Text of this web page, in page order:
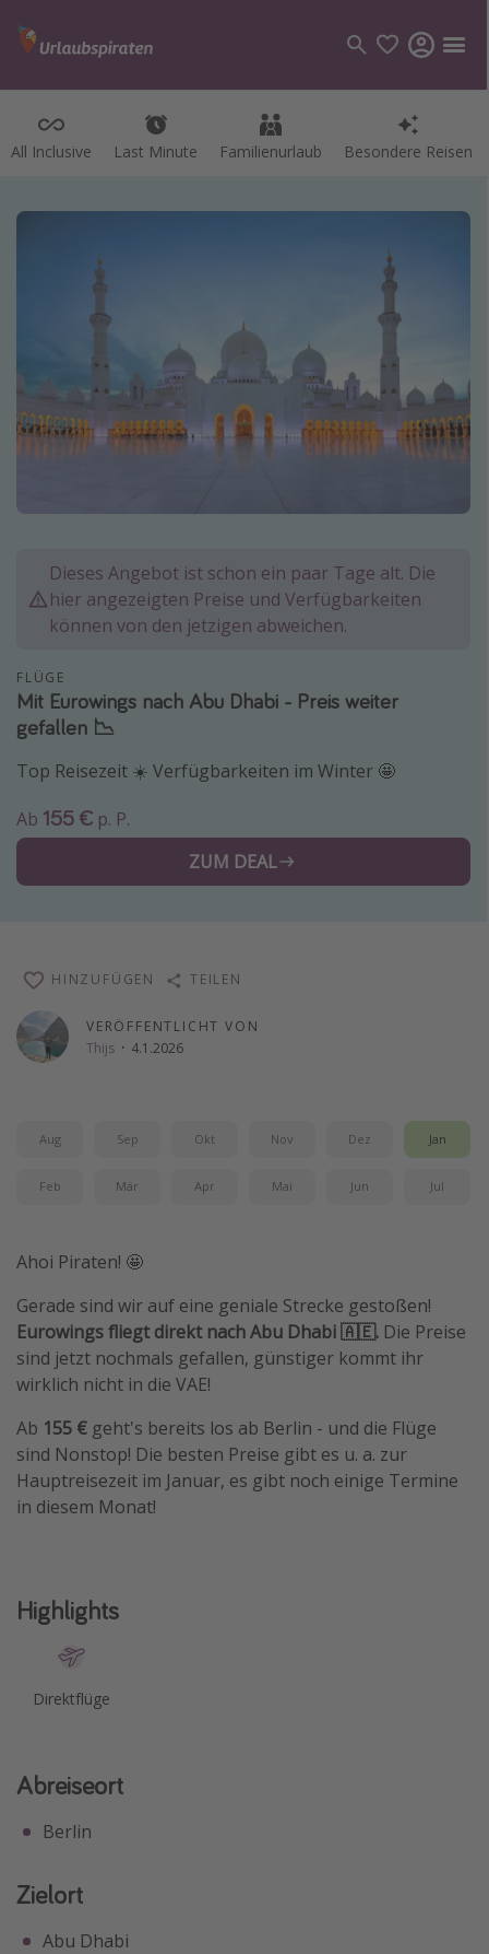
All Inclusive Last Minute Familienurlaub Besondere Reisen
Kategorien
Pauschalreisen
Reiseziele
Alle Reiseziele
Bodensee Urlaub
Normandie Urlaub
St. Lucia Urlaub
Kefalonia Urlaub
Tulum Urlaub
Sri Lanka Rundreise
Japan Rundreise
Reisethemen
Roadtrips
Wochenendtrip
Singlereisen
Hotels in Hamburg
Hotels in Amsterdam
Reise Journal
Familienurlaub in der Türkei
Rundreisen in Thailand
Bahnreisen in der Schweiz
Reisepassfreie Reiseziele
Travel Know How
Last Minute Urlaub Deutschland
Dieses Angebot ist schon ein paar Tage alt. Die
hier angezeigten Preise und Verfügbarkeiten
können von den jetzigen abweichen.
FLÜGE
Mit Eurowings nach Abu Dhabi - Preis weiter
gefallen 📉
Top Reisezeit ☀️ Verfügbarkeiten im Winter 🤩
Ab 155 € p. P.
ZUM DEAL
VERÖFFENTLICHT VON
Thijs · 4.1.2026
HINZUFÜGEN TEILEN
Aug Sep Okt Nov Dez Jan
Feb Mär Apr Mai Jun Jul
Ahoi Piraten! 🤩
Gerade sind wir auf eine geniale Strecke gestoßen!
Eurowings fliegt direkt nach Abu Dhabi 🇦🇪. Die Preise
sind jetzt nochmals gefallen, günstiger kommt ihr
wirklich nicht in die VAE!
Ab 155 € geht's bereits los ab Berlin - und die Flüge
sind Nonstop! Die besten Preise gibt es u. a. zur
Hauptreisezeit im Januar, es gibt noch einige Termine
in diesem Monat!
Highlights
Direktflüge
Abreiseort
Berlin
Zielort
Abu Dhabi